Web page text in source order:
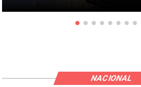
NACIONAL